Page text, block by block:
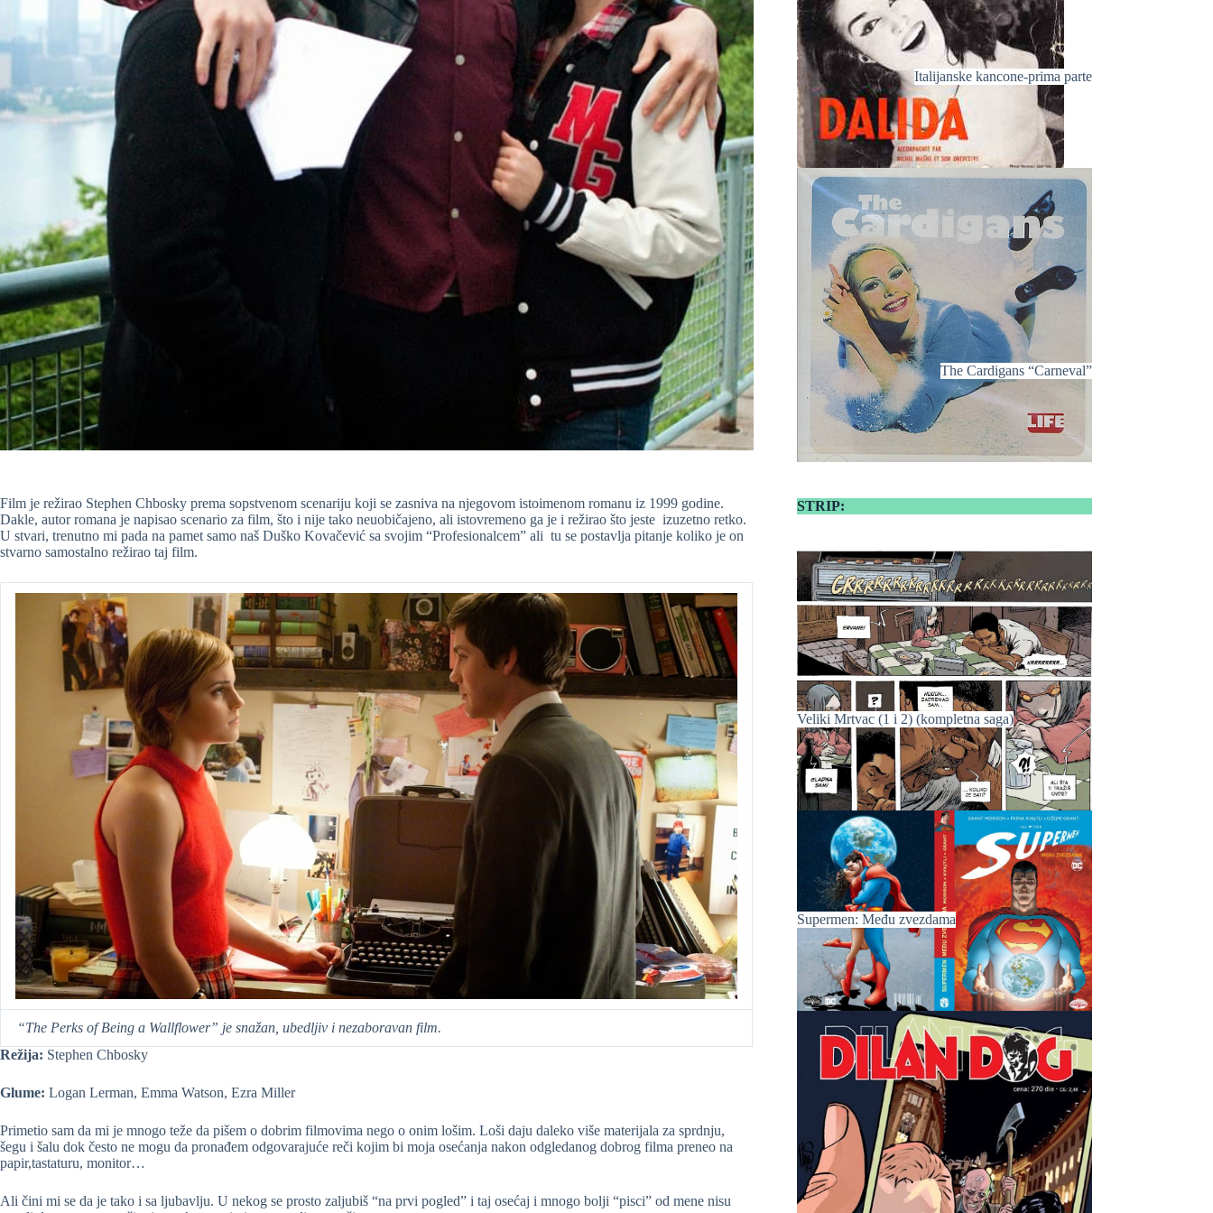
Film je režirao Stephen Chbosky prema sopstvenom scenariju koji se zasniva na njegovom istoimenom romanu iz 1999 godine.
Dakle, autor romana je napisao scenario za film, što i nije tako neuobičajeno, ali istovremeno ga je i režirao što jeste izuzetno retko.
U stvari, trenutno mi pada na pamet samo naš Duško Kovačević sa svojim “Profesionalcem” ali tu se postavlja pitanje koliko je on
stvarno samostalno režirao taj film.
“The Perks of Being a Wallflower” je snažan, ubedljiv i nezaboravan film.
Režija: Stephen Chbosky
Glume: Logan Lerman, Emma Watson, Ezra Miller
Primetio sam da mi je mnogo teže da pišem o dobrim filmovima nego o onim lošim. Loši daju daleko više materijala za sprdnju,
šegu i šalu dok često ne mogu da pronađem odgovarajuće reči kojim bi moja osećanja nakon odgledanog dobrog filma preneo na
papir,tastaturu, monitor…
Ali čini mi se da je tako i sa ljubavlju. U nekog se prosto zaljubiš “na prvi pogled” i taj osećaj i mnogo bolji “pisci” od mene nisu
Italijanske kancone-prima parte
The Cardigans “Carneval”
STRIP:
Veliki Mrtvac (1 i 2) (kompletna saga)
Supermen: Među zvezdama